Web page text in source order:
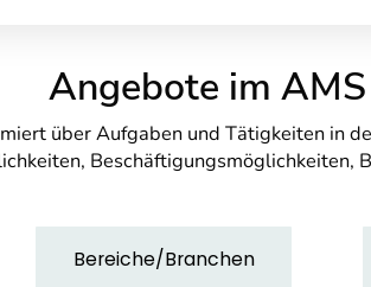
Angebote im
über Aufgaben und Tätigkeiten in
Beschäftigungsmöglichkeiten,
Bereiche/Branchen